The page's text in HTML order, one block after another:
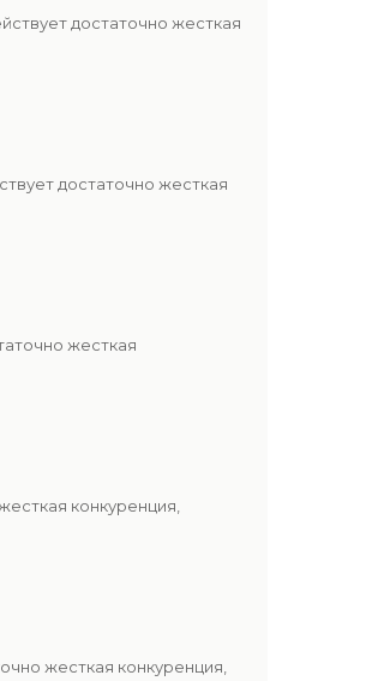
достаточно жесткая
достаточно жесткая
жесткая
конкуренция,
жесткая конкуренция,